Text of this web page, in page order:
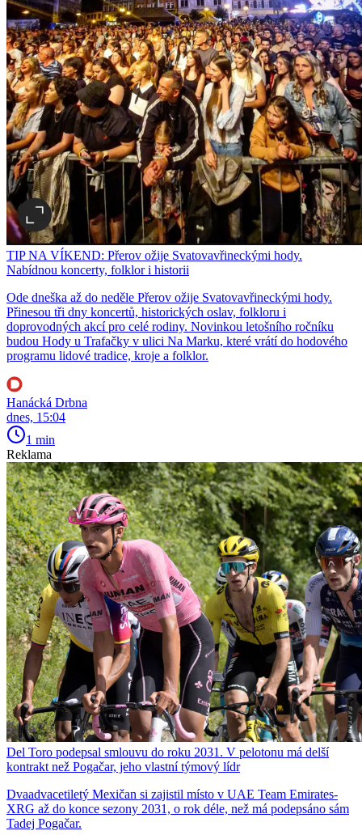
TIP NA VÍKEND: Přerov ožije Svatovavřineckými hody.
Nabídnou koncerty, folklor i historii
Ode dneška až do neděle Přerov ožije Svatovavřineckými hody.
Přinesou tři dny koncertů, historických oslav, folkloru i
doprovodných akcí pro celé rodiny. Novinkou letošního ročníku
budou Hody u Trafačky v ulici Na Marku, které vrátí do hodového
programu lidové tradice, kroje a folklor.
Hanácká Drbna
dnes, 15:04
1 min
Reklama
Del Toro podepsal smlouvu do roku 2031. V pelotonu má delší
kontrakt než Pogačar, jeho vlastní týmový lídr
Dvaadvacetiletý Mexičan si zajistil místo v UAE Team Emirates-
XRG až do konce sezony 2031, o rok déle, než má podepsáno sám
Tadej Pogačar.